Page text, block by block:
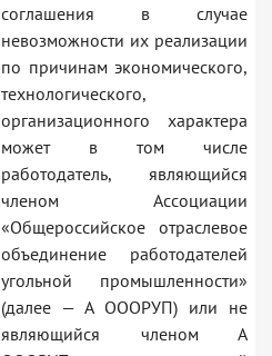
соглашения в случае
невозможности их реализации
по причинам экономического,
технологического,
организационного характера
может в том числе
работодатель, являющийся
членом Ассоциации
«Общероссийское отраслевое
объединение работодателей
угольной промышленности»
(далее — А ОООРУП) или не
являющийся членом А